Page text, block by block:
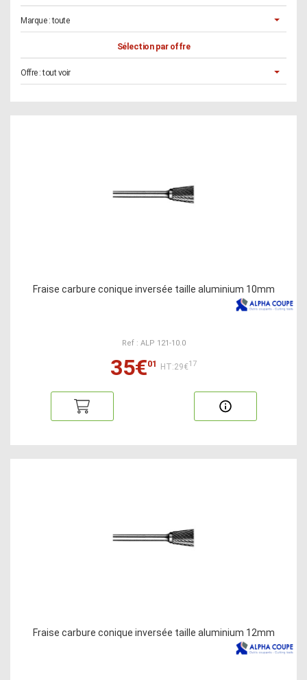
Marque :toute
Sélection par offre
Offre :tout voir
Fraise carbure conique inversée taille aluminium 10mm
Ref : ALP 121-10.0
35€01 HT:29€17
Fraise carbure conique inversée taille aluminium 12mm